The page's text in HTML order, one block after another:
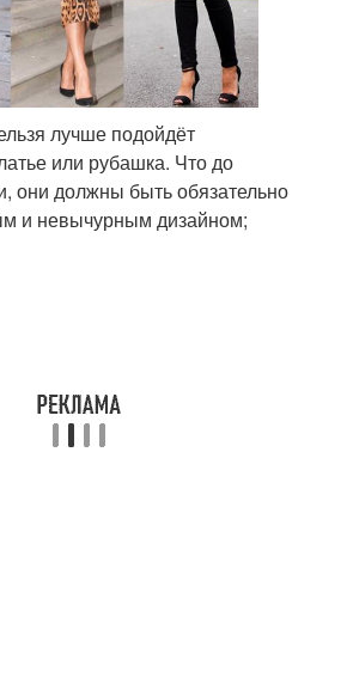
лучше подойдёт
или рубашка. Что до
они должны быть обязательно
и невычурным дизайном;